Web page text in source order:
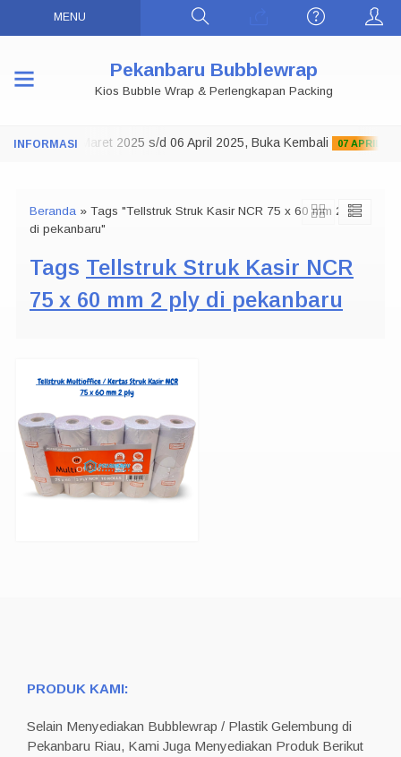
MENU
Pekanbaru Bubblewrap
Kios Bubble Wrap & Perlengkapan Packing
Tutup 29 Maret 2025 s/d 06 April 2025, Buka Kembali 07 APRIL 2025
Beranda » Tags "Tellstruk Struk Kasir NCR 75 x 60 mm 2 ply
di pekanbaru"
Tags Tellstruk Struk Kasir NCR
75 x 60 mm 2 ply di pekanbaru
PRODUK KAMI:
Selain Menyediakan Bubblewrap / Plastik Gelembung di
Pekanbaru Riau, Kami Juga Menyediakan Produk Berikut